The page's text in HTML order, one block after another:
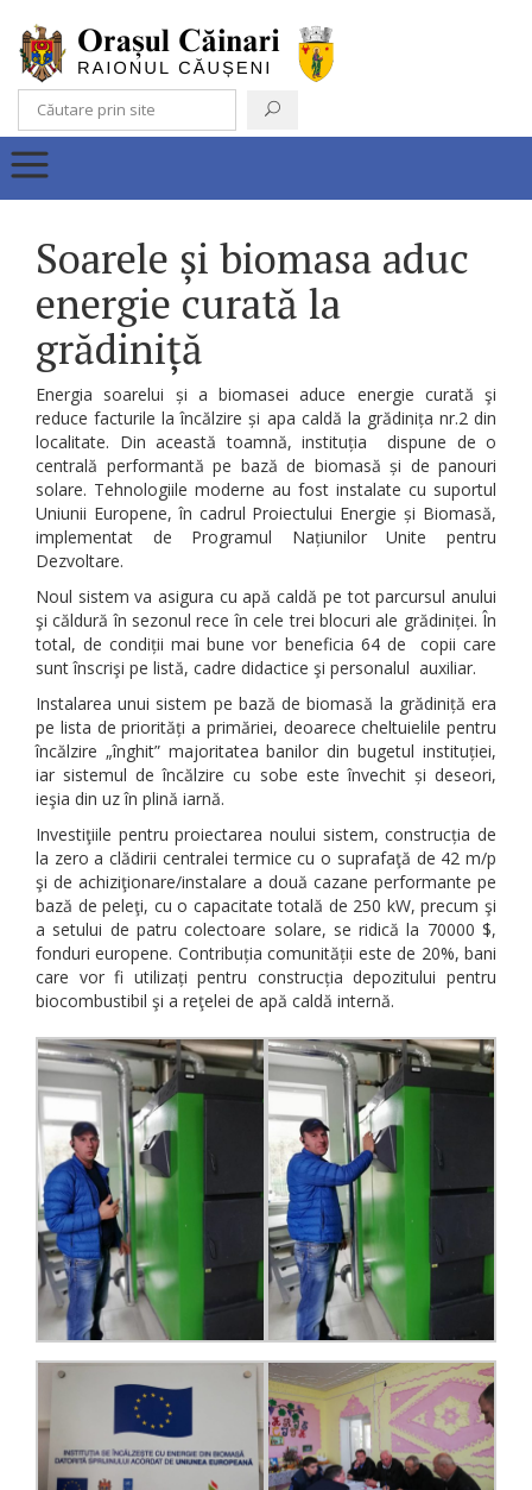
Soarele și biomasa aduc
energie curată la
grădiniță
Energia soarelui și a biomasei aduce energie curată şi
reduce facturile la încălzire și apa caldă la grădinița nr.2 din
localitate. Din această toamnă, instituția dispune de o
centrală performantă pe bază de biomasă și de panouri
solare. Tehnologiile moderne au fost instalate cu suportul
Uniunii Europene, în cadrul Proiectului Energie și Biomasă,
implementat de Programul Națiunilor Unite pentru
Dezvoltare.
Noul sistem va asigura cu apă caldă pe tot parcursul anului
şi căldură în sezonul rece în cele trei blocuri ale grădiniței. În
total, de condiții mai bune vor beneficia 64 de copii care
sunt înscrişi pe listă, cadre didactice şi personalul auxiliar.
Instalarea unui sistem pe bază de biomasă la grădiniță era
pe lista de priorități a primăriei, deoarece cheltuielile pentru
încălzire „înghit” majoritatea banilor din bugetul instituției,
iar sistemul de încălzire cu sobe este învechit și deseori,
ieşia din uz în plină iarnă.
Investiţiile pentru proiectarea noului sistem, construcția de
la zero a clădirii centralei termice cu o suprafaţă de 42 m/p
şi de achiziţionare/instalare a două cazane performante pe
bază de peleţi, cu o capacitate totală de 250 kW, precum şi
a setului de patru colectoare solare, se ridică la 70000 $,
fonduri europene. Contribuția comunității este de 20%, bani
care vor fi utilizați pentru construcția depozitului pentru
biocombustibil şi a reţelei de apă caldă internă.